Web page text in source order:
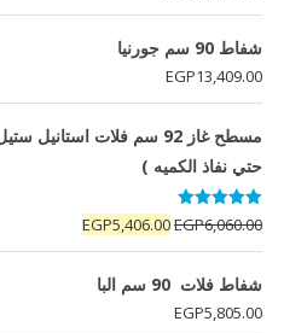
شفاط 90 سم جورنيا
EGP13,409.00
مسطح غاز 92 سم فلات
حتي نفاذ الكميه )
تم التقييم
5.00 من 5EGP6,060.00
السعر
الأصلي
هو:
EGP5,406.00
السعر
الحالي
شفاط فلات 90 سم البا
EGP5,805.00